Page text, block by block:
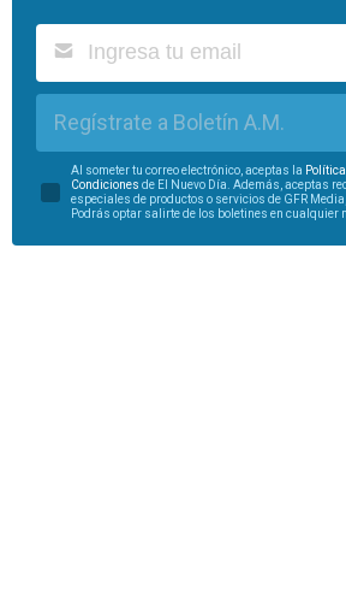
Regístrate a Boletín A.M.
Al someter tu correo electrónico, aceptas la
Condiciones de El Nuevo Día. Además, aceptas
especiales de productos o servicios de GFR
Podrás optar salirte de los boletines en cualquier